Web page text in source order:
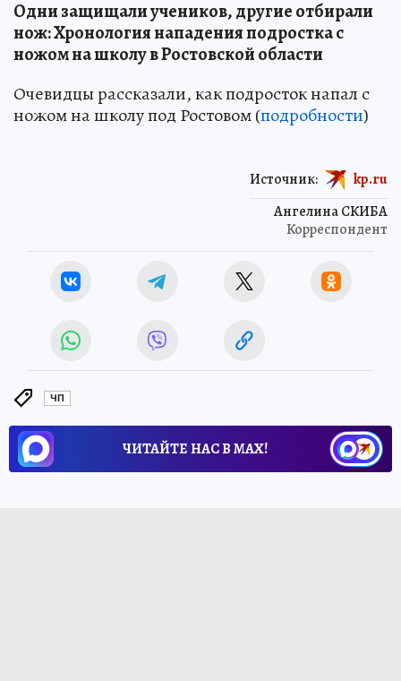
Одни защищали учеников, другие отбирали
нож: Хронология нападения подростка с
ножом на школу в Ростовской области
Очевидцы рассказали, как подросток напал с
ножом на школу под Ростовом (подробности)
Ангелина СКИБА
Корреспондент
Источник: kp.ru
ЧП
ЧИТАЙТЕ НАС В МАХ!